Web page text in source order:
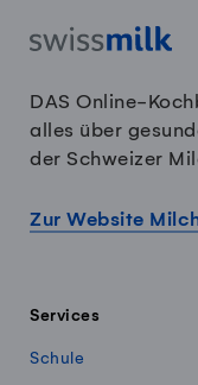
DAS Online-
alles über
der Schweizer
Zur Website
Services
Schule